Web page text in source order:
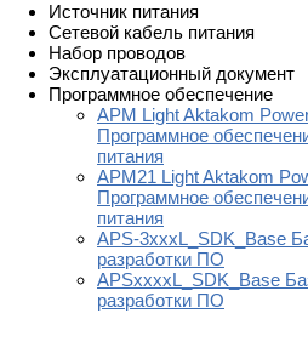
Источник питания
Сетевой кабель питания
Набор проводов
Эксплуатационный документ
Программное обеспечение
APM Light Aktakom
Программное
питания
APM21 Light Aktakom
Программное
питания
APS-3xxxL_SDK_Base
разработки ПО
APSxxxxL_SDK_Base
разработки ПО